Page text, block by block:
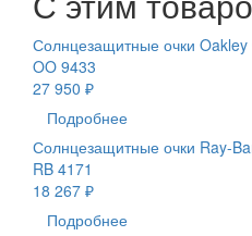
Солнцезащитные очки
OO 9433
27 950 ₽
Подробнее
Солнцезащитные очки Ray-
RB 4171
18 267 ₽
Подробнее